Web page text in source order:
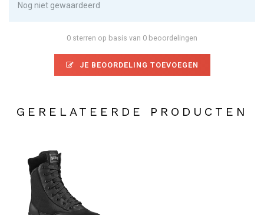
Nog niet gewaardeerd
0 sterren op basis van 0 beoordelingen
JE BEOORDELING TOEVOEGEN
GERELATEERDE PRODUCTEN